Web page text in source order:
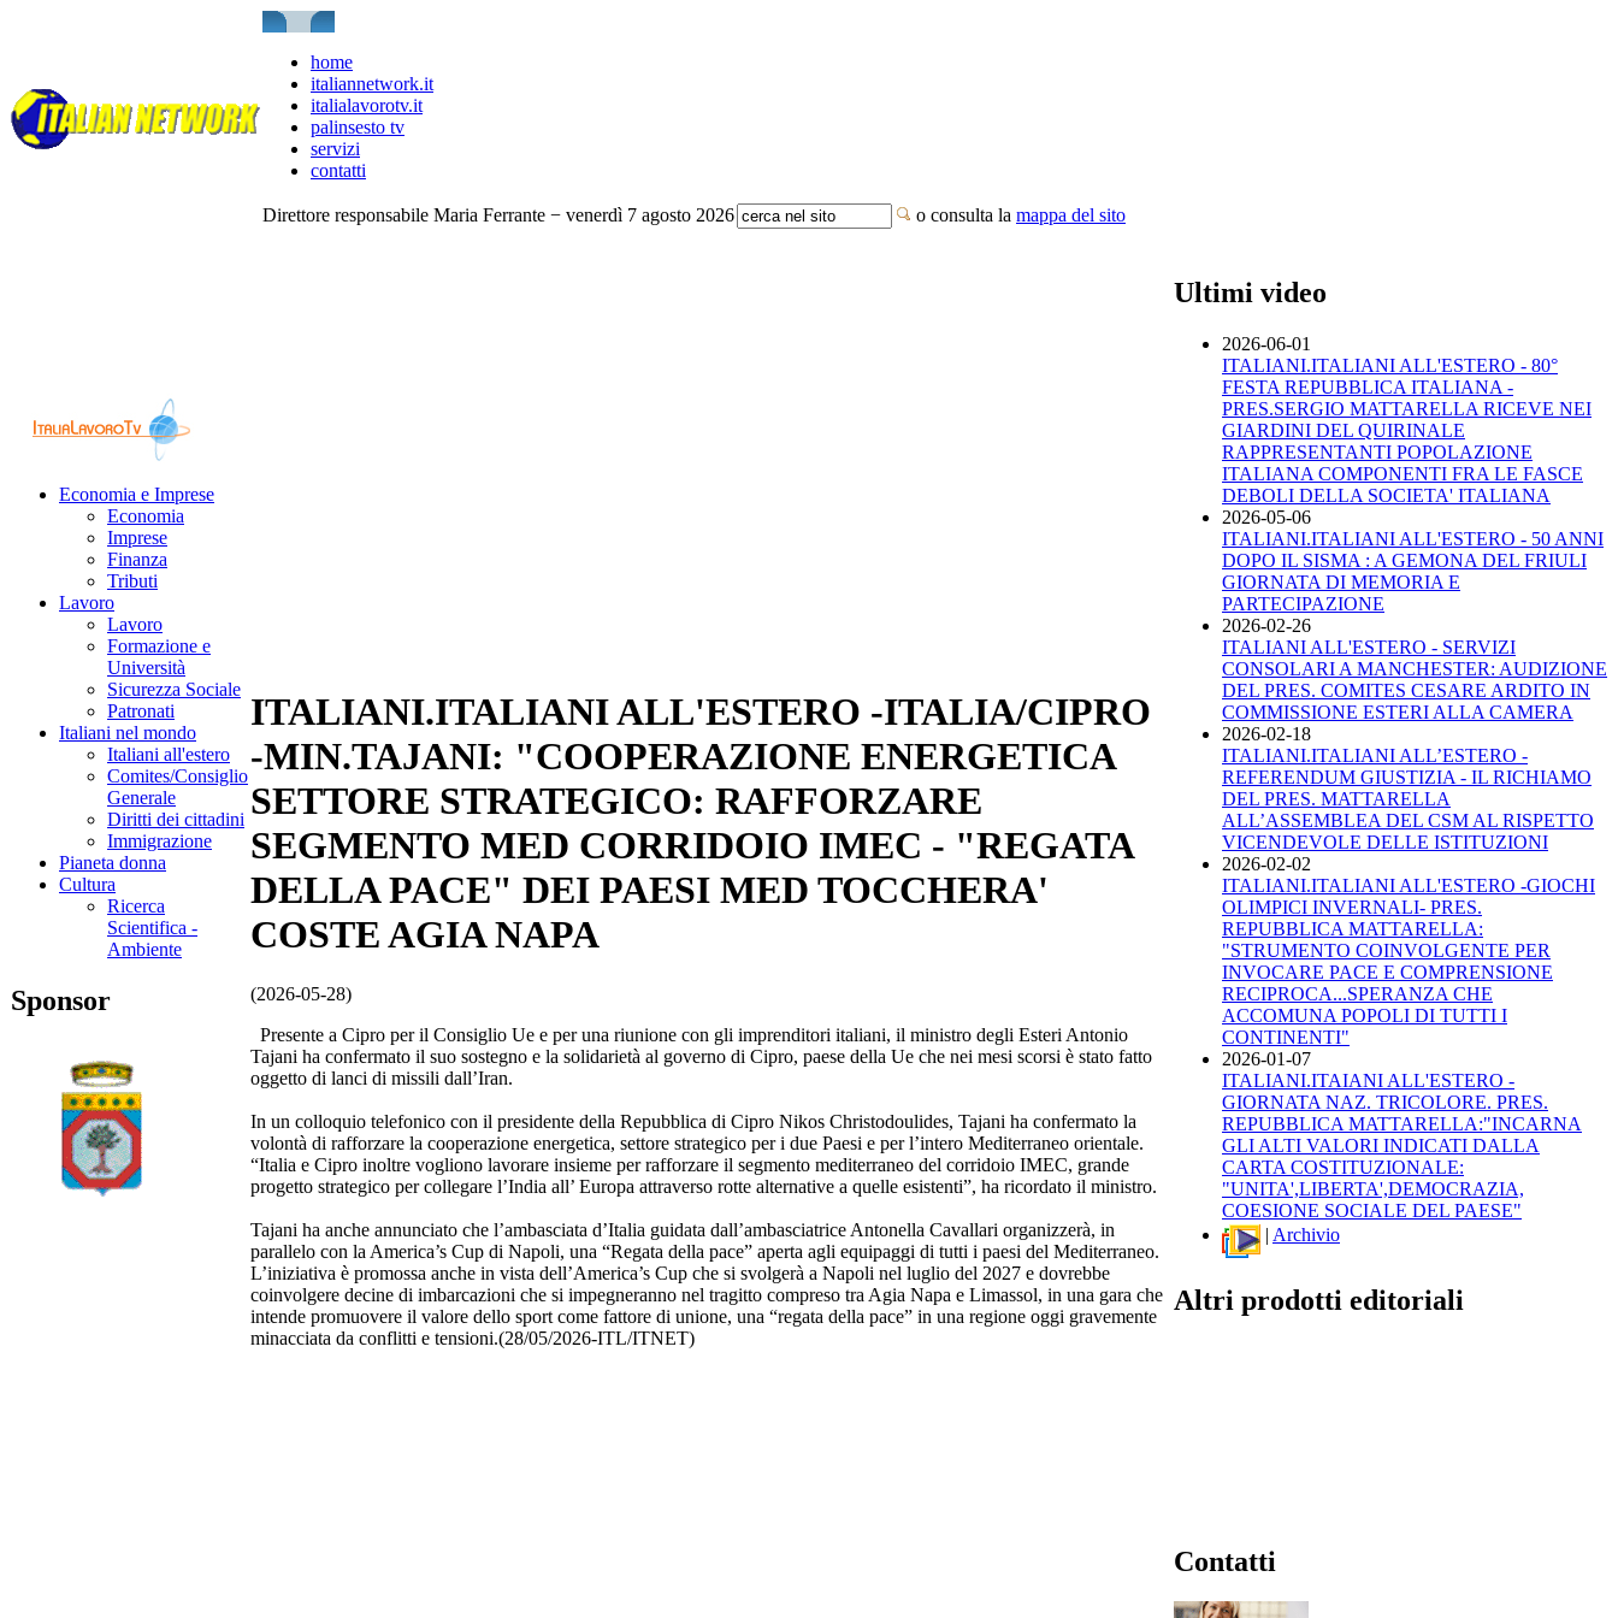
home
italiannetwork.it
italialavorotv.it
palinsesto tv
servizi
contatti
Direttore responsabile Maria Ferrante − venerdì 7 agosto 2026 o consulta la mappa del sito
Economia e Imprese
Economia
Imprese
Finanza
Tributi
Lavoro
Lavoro
Formazione e
Università
Sicurezza Sociale
Patronati
Italiani nel mondo
Italiani all'estero
Comites/Consiglio
Generale
Diritti dei cittadini
Immigrazione
Pianeta donna
Cultura
Ricerca
Scientifica -
Ambiente
Sponsor
ITALIANI.ITALIANI ALL'ESTERO -ITALIA/CIPRO
-MIN.TAJANI: "COOPERAZIONE ENERGETICA
SETTORE STRATEGICO: RAFFORZARE
SEGMENTO MED CORRIDOIO IMEC - "REGATA
DELLA PACE" DEI PAESI MED TOCCHERA'
COSTE AGIA NAPA
(2026-05-28)
Presente a Cipro per il Consiglio Ue e per una riunione con gli imprenditori italiani, il ministro degli Esteri Antonio
Tajani ha confermato il suo sostegno e la solidarietà al governo di Cipro, paese della Ue che nei mesi scorsi è stato fatto
oggetto di lanci di missili dall’Iran.
In un colloquio telefonico con il presidente della Repubblica di Cipro Nikos Christodoulides, Tajani ha confermato la
volontà di rafforzare la cooperazione energetica, settore strategico per i due Paesi e per l’intero Mediterraneo orientale.
“Italia e Cipro inoltre vogliono lavorare insieme per rafforzare il segmento mediterraneo del corridoio IMEC, grande
progetto strategico per collegare l’India all’ Europa attraverso rotte alternative a quelle esistenti”, ha ricordato il ministro.
Tajani ha anche annunciato che l’ambasciata d’Italia guidata dall’ambasciatrice Antonella Cavallari organizzerà, in
parallelo con la America’s Cup di Napoli, una “Regata della pace” aperta agli equipaggi di tutti i paesi del Mediterraneo.
L’iniziativa è promossa anche in vista dell’America’s Cup che si svolgerà a Napoli nel luglio del 2027 e dovrebbe
coinvolgere decine di imbarcazioni che si impegneranno nel tragitto compreso tra Agia Napa e Limassol, in una gara che
intende promuovere il valore dello sport come fattore di unione, una “regata della pace” in una regione oggi gravemente
minacciata da conflitti e tensioni.(28/05/2026-ITL/ITNET)
Ultimi video
2026-06-01
ITALIANI.ITALIANI ALL'ESTERO - 80°
FESTA REPUBBLICA ITALIANA -
PRES.SERGIO MATTARELLA RICEVE NEI
GIARDINI DEL QUIRINALE
RAPPRESENTANTI POPOLAZIONE
ITALIANA COMPONENTI FRA LE FASCE
DEBOLI DELLA SOCIETA' ITALIANA
2026-05-06
ITALIANI.ITALIANI ALL'ESTERO - 50 ANNI
DOPO IL SISMA : A GEMONA DEL FRIULI
GIORNATA DI MEMORIA E
PARTECIPAZIONE
2026-02-26
ITALIANI ALL'ESTERO - SERVIZI
CONSOLARI A MANCHESTER: AUDIZIONE
DEL PRES. COMITES CESARE ARDITO IN
COMMISSIONE ESTERI ALLA CAMERA
2026-02-18
ITALIANI.ITALIANI ALL’ESTERO -
REFERENDUM GIUSTIZIA - IL RICHIAMO
DEL PRES. MATTARELLA
ALL’ASSEMBLEA DEL CSM AL RISPETTO
VICENDEVOLE DELLE ISTITUZIONI
2026-02-02
ITALIANI.ITALIANI ALL'ESTERO -GIOCHI
OLIMPICI INVERNALI- PRES.
REPUBBLICA MATTARELLA:
"STRUMENTO COINVOLGENTE PER
INVOCARE PACE E COMPRENSIONE
RECIPROCA...SPERANZA CHE
ACCOMUNA POPOLI DI TUTTI I
CONTINENTI"
2026-01-07
ITALIANI.ITAIANI ALL'ESTERO -
GIORNATA NAZ. TRICOLORE. PRES.
REPUBBLICA MATTARELLA:"INCARNA
GLI ALTI VALORI INDICATI DALLA
CARTA COSTITUZIONALE:
"UNITA',LIBERTA',DEMOCRAZIA,
COESIONE SOCIALE DEL PAESE"
| Archivio
Altri prodotti editoriali
Contatti